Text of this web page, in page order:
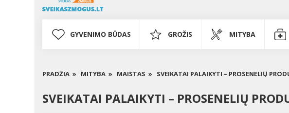
GYVENIMO BŪDAS GROŽIS MITYBA
PRADŽIA » MITYBA » MAISTAS » SVEIKATAI PALAIKYTI – PROSENELIŲ
SVEIKATAI PALAIKYTI – PROSENELIŲ